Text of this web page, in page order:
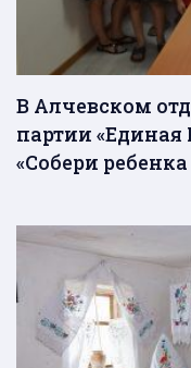
В Алчевском
партии «Единая
«Собери